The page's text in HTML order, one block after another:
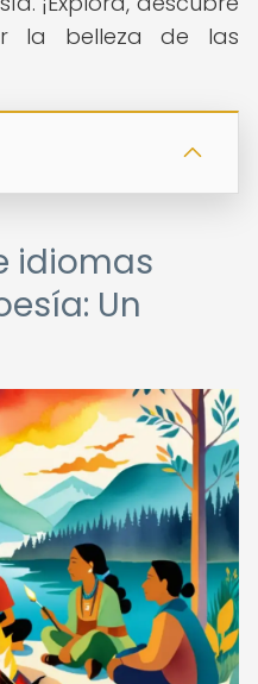
la belleza de las
idiomas
Un